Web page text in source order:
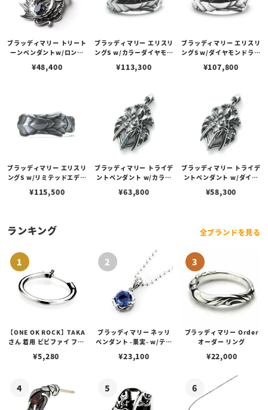
ブラッディマリー トリート
ーンペンダントw/ロンド
¥48,400
ブラッディマリー エリスリ
ングS w/カラーダイヤモン
¥113,300
ブラッディマリー エリスリ
ングS w/ダイヤモンドライ
¥107,800
ブラッディマリー エリスリ
ングS w/リミテッドエディ
ドラインパヴェ
¥115,500
ブラッディマリー トライデ
ントペンダント w/カラー
¥63,800
ブラッディマリー トライデ
ントペンダント w/ダイヤ
¥58,300
ランキング 全ブランドを見る
【ONE OK ROCK】TAKA
さん 着用 ビビファイ フー
¥5,280
ブラッディマリー ネッリ
ペンダント -果実- w/ティ
¥23,100
ブラッディマリー Order
オーダー リング
¥22,000